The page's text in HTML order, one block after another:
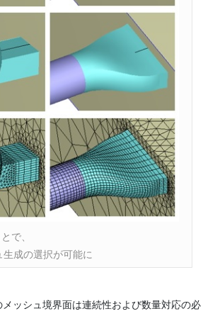
で、
成の選択が可能に
ッシュ境界面は連続性および数量対応の必